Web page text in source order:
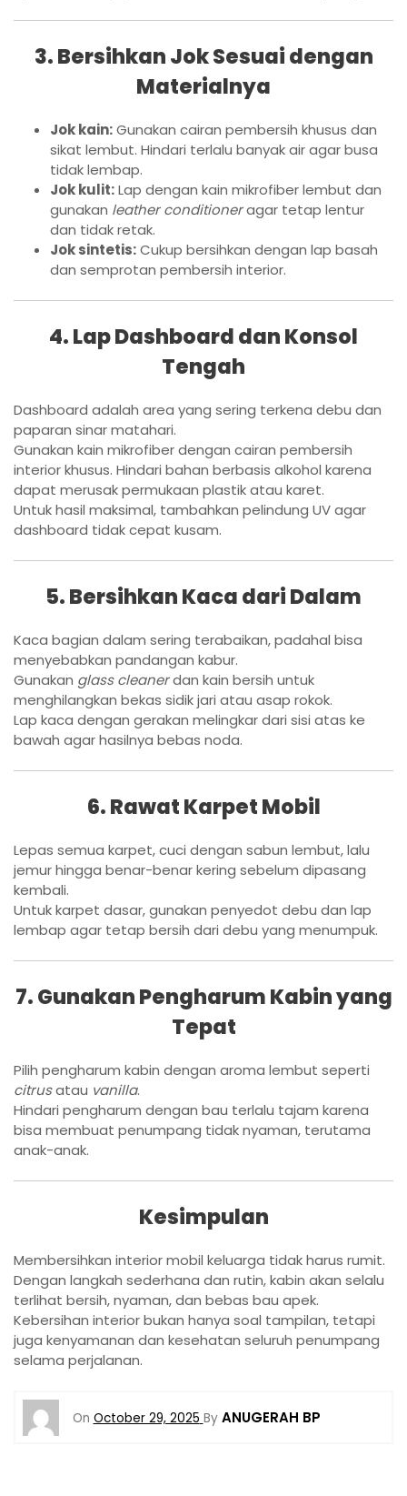
3. Bersihkan Jok Sesuai dengan
Materialnya
Jok kain:Gunakan cairan pembersih khusus dan
sikat lembut. Hindari terlalu banyak air agar busa
tidak lembap.
Jok kulit:Lap dengan kain mikrofiber lembut dan
gunakan leather conditioneragar tetap lentur
dan tidak retak.
Jok sintetis:Cukup bersihkan dengan lap basah
dan semprotan pembersih interior.
4. Lap Dashboard dan Konsol
Tengah
Dashboard adalah area yang sering terkena debu dan
paparan sinar matahari.
Gunakan kain mikrofiber dengan cairan pembersih
interior khusus. Hindari bahan berbasis alkohol karena
dapat merusak permukaan plastik atau karet.
Untuk hasil maksimal, tambahkan pelindung UV agar
dashboard tidak cepat kusam.
5. Bersihkan Kaca dari Dalam
Kaca bagian dalam sering terabaikan, padahal bisa
menyebabkan pandangan kabur.
Gunakan glass cleanerdan kain bersih untuk
menghilangkan bekas sidik jari atau asap rokok.
Lap kaca dengan gerakan melingkar dari sisi atas ke
bawah agar hasilnya bebas noda.
6. Rawat Karpet Mobil
Lepas semua karpet, cuci dengan sabun lembut, lalu
jemur hingga benar-benar kering sebelum dipasang
kembali.
Untuk karpet dasar, gunakan penyedot debu dan lap
lembap agar tetap bersih dari debu yang menumpuk.
7. Gunakan Pengharum Kabin yang
Tepat
Pilih pengharum kabin dengan aroma lembut seperti
citrusatau vanilla.
Hindari pengharum dengan bau terlalu tajam karena
bisa membuat penumpang tidak nyaman, terutama
anak-anak.
Kesimpulan
Membersihkan interior mobil keluarga tidak harus rumit.
Dengan langkah sederhana dan rutin, kabin akan selalu
terlihat bersih, nyaman, dan bebas bau apek.
Kebersihan interior bukan hanya soal tampilan, tetapi
juga kenyamanan dan kesehatan seluruh penumpang
selama perjalanan.
On October 29, 2025 By ANUGERAH BP